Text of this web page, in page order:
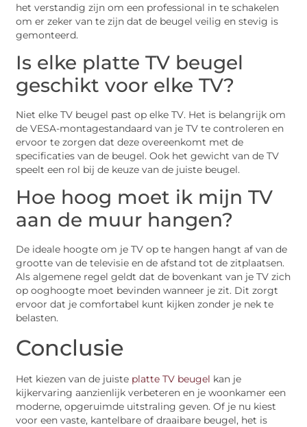
het verstandig zijn om een professional in te schakelen
om er zeker van te zijn dat de beugel veilig en stevig is
gemonteerd.
Is elke platte TV beugel
geschikt voor elke TV?
Niet elke TV beugel past op elke TV. Het is belangrijk om
de VESA-montagestandaard van je TV te controleren en
ervoor te zorgen dat deze overeenkomt met de
specificaties van de beugel. Ook het gewicht van de TV
speelt een rol bij de keuze van de juiste beugel.
Hoe hoog moet ik mijn TV
aan de muur hangen?
De ideale hoogte om je TV op te hangen hangt af van de
grootte van de televisie en de afstand tot de zitplaatsen.
Als algemene regel geldt dat de bovenkant van je TV zich
op ooghoogte moet bevinden wanneer je zit. Dit zorgt
ervoor dat je comfortabel kunt kijken zonder je nek te
belasten.
Conclusie
Het kiezen van de juiste platte TV beugel kan je
kijkervaring aanzienlijk verbeteren en je woonkamer een
moderne, opgeruimde uitstraling geven. Of je nu kiest
voor een vaste, kantelbare of draaibare beugel, het is